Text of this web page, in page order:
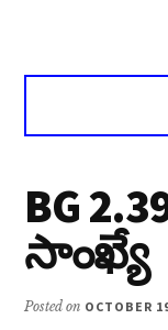
Voice
Vivekananda
BG
సాంఖ్యే
Posted on OCTOBER